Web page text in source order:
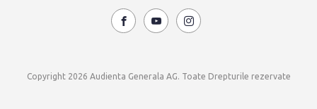
Copyright 2026 Audienta Generala AG. Toate Drepturile rezervate